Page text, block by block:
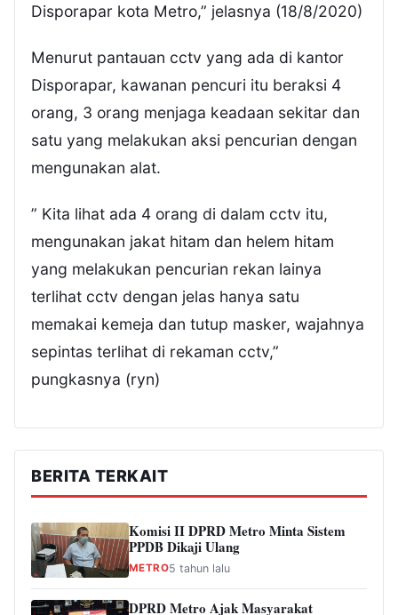
Disporapar kota Metro,” jelasnya (18/8/2020)
Menurut pantauan cctv yang ada di kantor
Disporapar, kawanan pencuri itu beraksi 4
orang, 3 orang menjaga keadaan sekitar dan
satu yang melakukan aksi pencurian dengan
mengunakan alat.
” Kita lihat ada 4 orang di dalam cctv itu,
mengunakan jakat hitam dan helem hitam
yang melakukan pencurian rekan lainya
terlihat cctv dengan jelas hanya satu
memakai kemeja dan tutup masker, wajahnya
sepintas terlihat di rekaman cctv,”
pungkasnya (ryn)
BERITA TERKAIT
Komisi II DPRD Metro Minta Sistem
PPDB Dikaji Ulang
METRO5 tahun lalu
DPRD Metro Ajak Masyarakat